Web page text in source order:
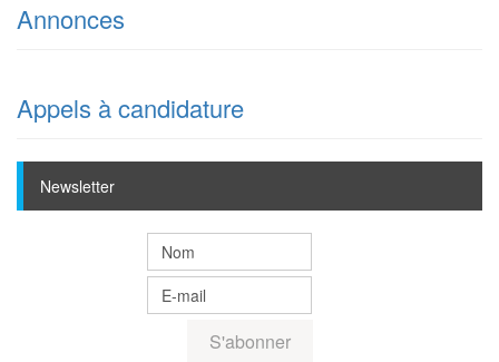
Annonces
Appels à candidature
Newsletter